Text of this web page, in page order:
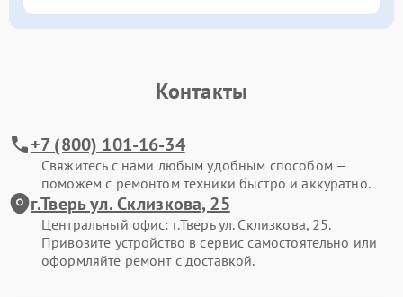
Контакты
+7 (800) 101-16-34
Свяжитесь с нами любым удобным способом —
поможем с ремонтом техники быстро и аккуратно.
г.Тверь ул. Склизкова, 25
Центральный офис: г.Тверь ул. Склизкова, 25.
Привозите устройство в сервис самостоятельно или
оформляйте ремонт с доставкой.